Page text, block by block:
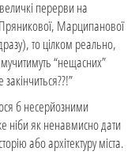
перерви на
Марципанової
то цілком реально,
мучитимуть “нещасних”
б несерйозними
ніби як ненавмисно дати
або архітектуру міста.